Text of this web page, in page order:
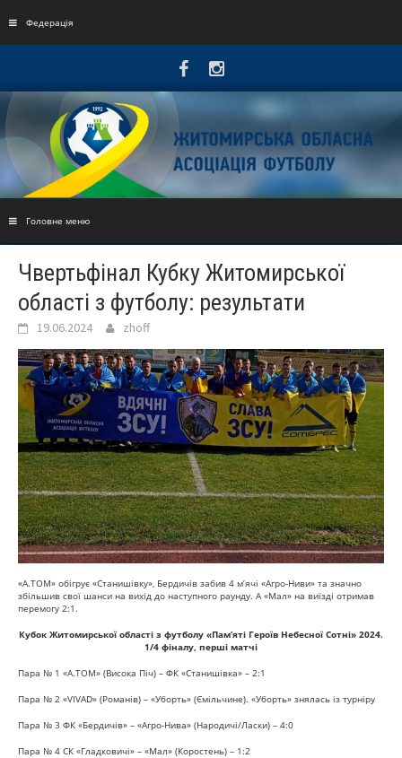
Федерація
Головне меню
Чвертьфінал Кубку Житомирської
області з футболу: результати
19.06.2024 zhoff
«А.ТОМ» обігрує «Станишівку», Бердичів забив 4 мʼячі «Агро-Ниви» та значно
збільшив свої шанси на вихід до наступного раунду. А «Мал» на виїзді отримав
перемогу 2:1.
Кубок Житомирської області з футболу «Памʼяті Героїв Небесної Сотні» 2024.
1/4 фіналу, перші матчі
Пара № 1 «А.ТОМ» (Висока Піч) – ФК «Станишівка» – 2:1
Пара № 2 «VIVAD» (Романів) – «Уборть» (Ємільчине). «Уборть» знялась із турніру
Пара № 3 ФК «Бердичів» – «Агро-Нива» (Народичі/Ласки) – 4:0
Пара № 4 СК «Гладковичі» – «Мал» (Коростень) – 1:2